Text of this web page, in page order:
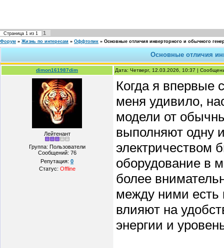
Страница 1 из 1 1
Форум » Жизнь по интересам » Оффтопик » Основные отличия инверторного и обычного
Основные отличия
dimon161987dim Дата: Четверг, 12.03.2026, 10:37 |
Лейтенант
Группа: Пользователи
Сообщений: 76
Репутация: 0
Статус: Offline
Когда я впервые
меня удивило,
модели от
выполняют одну
электричеством
оборудование в
более
между ними есть
влияют на
энергии и